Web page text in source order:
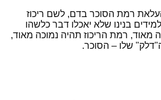
רמת הסוכר בדם, לשם ריכוז
בנינו שלא יאכלו דבר כלשהו
מאוד, רמת הריכוז תהיה נמוכה מאוד,
שלו – הסוכר.